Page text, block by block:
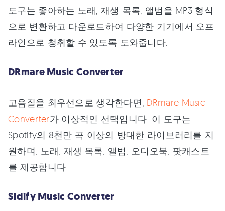
도구는 좋아하는 노래, 재생 목록, 앨범을 MP3 형식
으로 변환하고 다운로드하여 다양한 기기에서 오프
라인으로 청취할 수 있도록 도와줍니다.
DRmare Music Converter
고음질을 최우선으로 생각한다면, DRmare Music
Converter가 이상적인 선택입니다. 이 도구는
Spotify의 8천만 곡 이상의 방대한 라이브러리를 지
원하며, 노래, 재생 목록, 앨범, 오디오북, 팟캐스트
를 제공합니다.
Sidify Music Converter